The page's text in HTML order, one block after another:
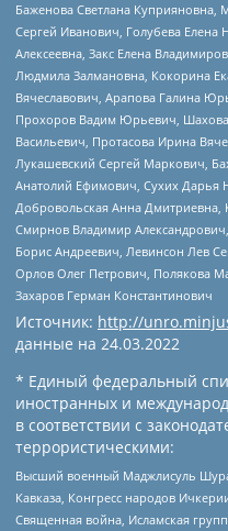
Баженова Светлана Куприяновна,
Сергей Иванович, Голубева Елена
Алексеевна, Закс Елена
Людмила Залмановна, Кокорина
Вячеславович, Арапова Галина
Прохоров Вадим Юрьевич, Шахова
Васильевич, Протасова Ирина
Лукашевский Сергей Маркович,
Анатолий Ефимович, Сухих Дарья
Добровольская Анна Дмитриевна,
Смирнов Владимир
Борис Андреевич, Левинсон Лев
Орлов Олег Петрович, Полякова
Захаров Герман Константинович
Источник: http://
данные на 24.03.2022
* Единый федеральный
иностранных и
в соответствии с
террористическими:
Высший военный Маджлисуль
Кавказа, Конгресс народов
Священная война, Исламская